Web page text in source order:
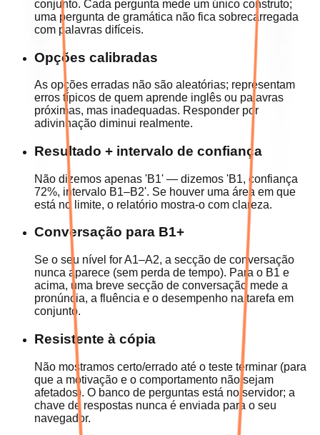
conjunto. Cada pergunta mede um único construto;
uma pergunta de gramática não fica sobrecarregada
com palavras difíceis.
Opções calibradas
As opções erradas não são aleatórias; representam
erros típicos de quem aprende inglês ou palavras
próximas, mas inadequadas. Responder por
adivinhação diminui realmente.
Resultado + intervalo de confiança
Não dizemos apenas 'B1' — dizemos 'B1, confiança
72%, intervalo B1–B2'. Se houver uma área em que
está no limite, o relatório mostra-o com clareza.
Conversação para B1+
Se o seu nível for A1–A2, a secção de conversação
nunca aparece (sem perda de tempo). Para o B1 e
acima, uma breve secção de conversação mede a
pronúncia, a fluência e o desempenho na tarefa em
conjunto.
Resistente à cópia
Não mostramos certo/errado até o teste terminar (para
que a motivação e o comportamento não sejam
afetados). O banco de perguntas está no servidor; a
chave de respostas nunca é enviada para o seu
navegador.